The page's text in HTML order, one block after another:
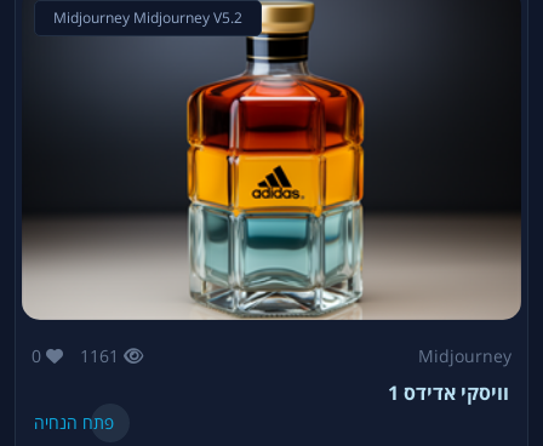
Midjourney Midjourney V5.2
Midjourney
1161
0
וויסקי אדידס 1
פתח הנחיה